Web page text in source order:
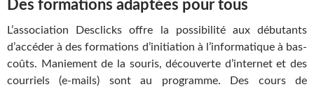
Des formations adaptées pour tous
L’association Desclicks offre la possibilité aux débutants
d’accéder à des formations d’initiation à l’informatique à bas-
coûts. Maniement de la souris, découverte d’internet et des
courriels (e-mails) sont au programme. Des cours de